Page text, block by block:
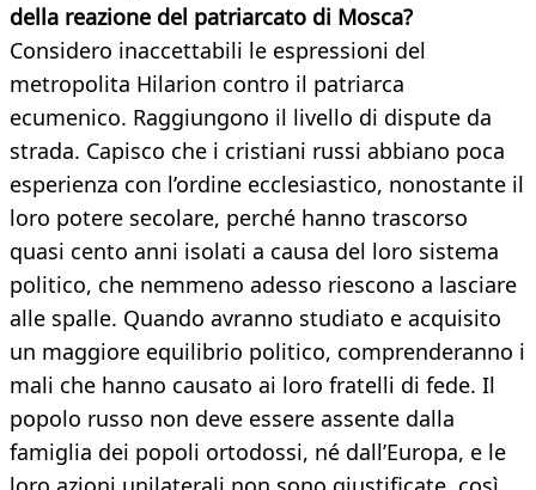
della reazione del patriarcato di Mosca?
Considero inaccettabili le espressioni del
metropolita Hilarion contro il patriarca
ecumenico. Raggiungono il livello di dispute da
strada. Capisco che i cristiani russi abbiano poca
esperienza con l’ordine ecclesiastico, nonostante il
loro potere secolare, perché hanno trascorso
quasi cento anni isolati a causa del loro sistema
politico, che nemmeno adesso riescono a lasciare
alle spalle. Quando avranno studiato e acquisito
un maggiore equilibrio politico, comprenderanno i
mali che hanno causato ai loro fratelli di fede. Il
popolo russo non deve essere assente dalla
famiglia dei popoli ortodossi, né dall’Europa, e le